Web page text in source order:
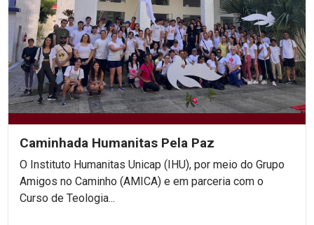
Caminhada Humanitas Pela Paz
O Instituto Humanitas Unicap (IHU), por meio do Grupo
Amigos no Caminho (AMICA) e em parceria com o
Curso de Teologia...